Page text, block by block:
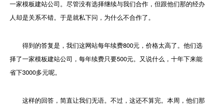
一家模板建站公司。尽管没有选择继续与我们合作，但跟他们那的经办
人却是关系不错。于是就私下问，为什么不合作了。
得到的答复是，我们这网站每年续费800元，价格太高了。他们选
择了一家模板建站公司，每年续费只要500元。又说什么，十年下来能
省下3000多元呢。
这样的回答，简直让我们无语。不过，这还不算完。本周，他们那